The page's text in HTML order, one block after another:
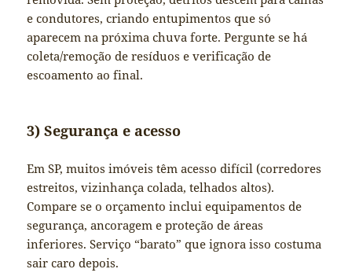
e condutores, criando entupimentos que só
aparecem na próxima chuva forte. Pergunte se há
coleta/remoção de resíduos e verificação de
escoamento ao final.
3) Segurança e acesso
Em SP, muitos imóveis têm acesso difícil (corredores
estreitos, vizinhança colada, telhados altos).
Compare se o orçamento inclui equipamentos de
segurança, ancoragem e proteção de áreas
inferiores. Serviço “barato” que ignora isso costuma
sair caro depois.